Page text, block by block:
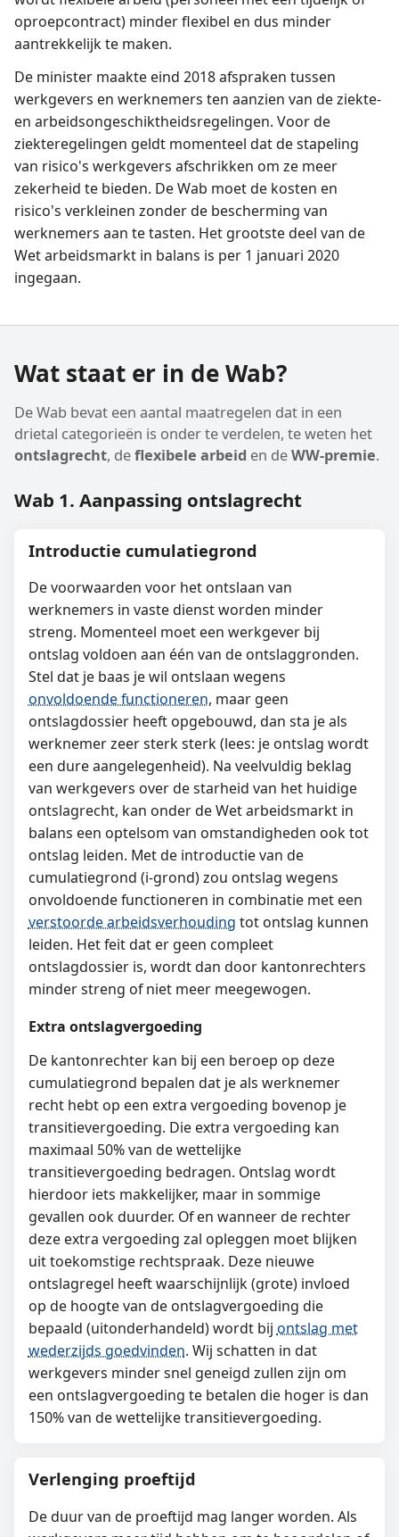
oproepcontract) minder flexibel en dus minder
aantrekkelijk te maken.
De minister maakte eind 2018 afspraken tussen
werkgevers en werknemers ten aanzien van de ziekte-
en arbeidsongeschiktheidsregelingen. Voor de
ziekteregelingen geldt momenteel dat de stapeling
van risico's werkgevers afschrikken om ze meer
zekerheid te bieden. De Wab moet de kosten en
risico's verkleinen zonder de bescherming van
werknemers aan te tasten. Het grootste deel van de
Wet arbeidsmarkt in balans is per 1 januari 2020
ingegaan.
Wat staat er in de Wab?
De Wab bevat een aantal maatregelen dat in een
drietal categorieën is onder te verdelen, te weten het
ontslagrecht, deflexibele arbeid en deWW-premie.
Wab 1. Aanpassing ontslagrecht
Introductie cumulatiegrond
De voorwaarden voor het ontslaan van
werknemers in vaste dienst worden minder
streng. Momenteel moet een werkgever bij
ontslag voldoen aan één van de ontslaggronden.
Stel dat je baas je wil ontslaan wegens
onvoldoende functioneren, maar geen
ontslagdossier heeft opgebouwd, dan sta je als
werknemer zeer sterk sterk (lees: je ontslag wordt
een dure aangelegenheid). Na veelvuldig beklag
van werkgevers over de starheid van het huidige
ontslagrecht, kan onder de Wet arbeidsmarkt in
balans een optelsom van omstandigheden ook tot
ontslag leiden. Met de introductie van de
cumulatiegrond (i-grond) zou ontslag wegens
onvoldoende functioneren in combinatie met een
verstoorde arbeidsverhouding tot ontslag kunnen
leiden. Het feit dat er geen compleet
ontslagdossier is, wordt dan door kantonrechters
minder streng of niet meer meegewogen.
Extra ontslagvergoeding
De kantonrechter kan bij een beroep op deze
cumulatiegrond bepalen dat je als werknemer
recht hebt op een extra vergoeding bovenop je
transitievergoeding. Die extra vergoeding kan
maximaal 50% van de wettelijke
transitievergoeding bedragen. Ontslag wordt
hierdoor iets makkelijker, maar in sommige
gevallen ook duurder. Of en wanneer de rechter
deze extra vergoeding zal opleggen moet blijken
uit toekomstige rechtspraak. Deze nieuwe
ontslagregel heeft waarschijnlijk (grote) invloed
op de hoogte van de ontslagvergoeding die
bepaald (uitonderhandeld) wordt bij ontslag met
wederzijds goedvinden. Wij schatten in dat
werkgevers minder snel geneigd zullen zijn om
een ontslagvergoeding te betalen die hoger is dan
150% van de wettelijke transitievergoeding.
Verlenging proeftijd
De duur van de proeftijd mag langer worden. Als